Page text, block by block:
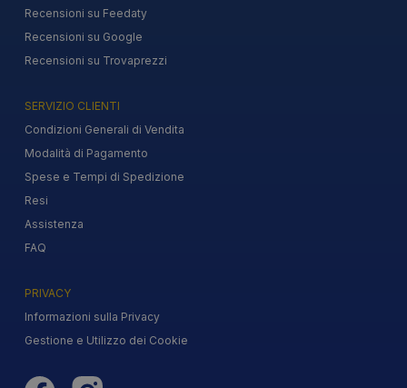
Recensioni su Feedaty
Recensioni su Google
Recensioni su Trovaprezzi
SERVIZIO CLIENTI
Condizioni Generali di Vendita
Modalità di Pagamento
Spese e Tempi di Spedizione
Resi
Assistenza
FAQ
PRIVACY
Informazioni sulla Privacy
Gestione e Utilizzo dei Cookie